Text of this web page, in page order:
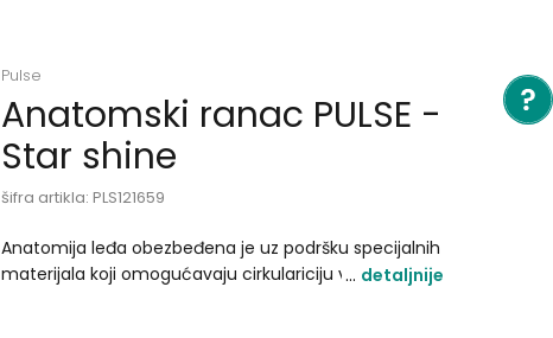
Pulse
Anatomski ranac PULSE -
Star shine
šifra artikla: PLS121659
Anatomija leđa obezbeđena je uz podršku specijalnih
materijala koji omogućavaju cirkulariciju vazduha kao
detaljnije